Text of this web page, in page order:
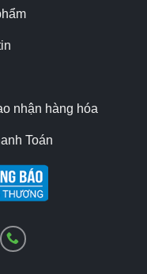
nhận hàng hóa
Toán